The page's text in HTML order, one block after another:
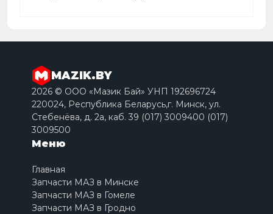
MAZIK.BY
2026 © ООО «Мазик Бай» УНП 192696724
220024, Республика Беларусь,г. Минск, ул.
Стебенёва, д. 2a, каб. 39 (017) 3009400 (017)
3009500
Меню
Главная
Запчасти МАЗ в Минске
Запчасти МАЗ в Гомеле
Запчасти МАЗ в Гродно